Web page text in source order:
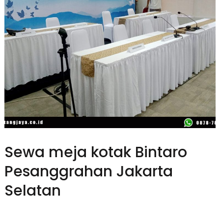
Sewa meja kotak Bintaro
Pesanggrahan Jakarta
Selatan